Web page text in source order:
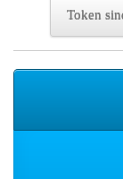
Token